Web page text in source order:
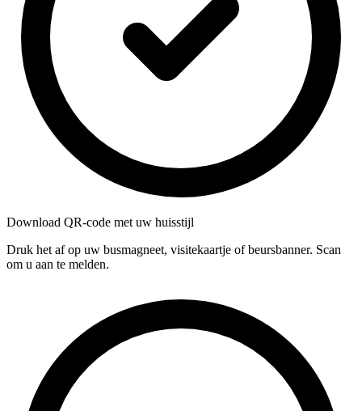
Download QR-code met uw huisstijl
Druk het af op uw busmagneet, visitekaartje of beursbanner. Scan
om u aan te melden.